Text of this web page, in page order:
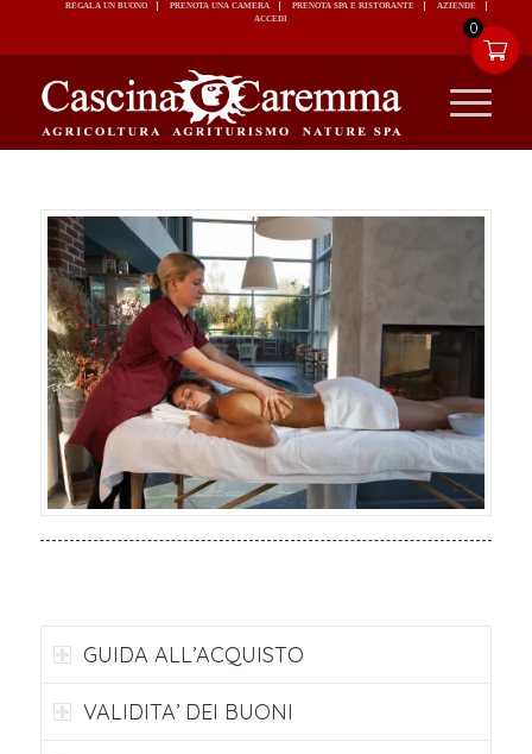
0
REGALA UN BUONO PRENOTA UNA CAMERA PRENOTA SPA E RISTORANTE
GUIDA ALL’ACQUISTO
VALIDITA’ DEI BUONI